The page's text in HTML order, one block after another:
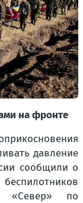
на фронте
давление
сообщили о
«Север» по